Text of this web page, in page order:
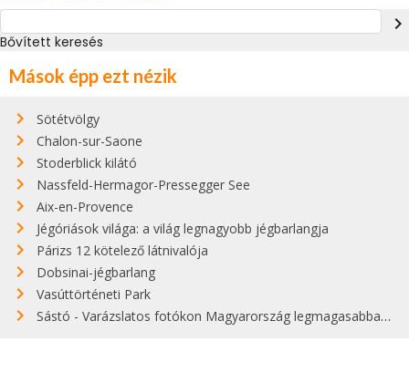
navigate_next
Bővített keresés
Mások épp ezt nézik
Sötétvölgy
Chalon-sur-Saone
Stoderblick kilátó
Nassfeld-Hermagor-Pressegger See
Aix-en-Provence
Jégóriások világa: a világ legnagyobb jégbarlangja
Párizs 12 kötelező látnivalója
Dobsinai-jégbarlang
Vasúttörténeti Park
Sástó - Varázslatos fotókon Magyarország legmagasabban fekvő tava